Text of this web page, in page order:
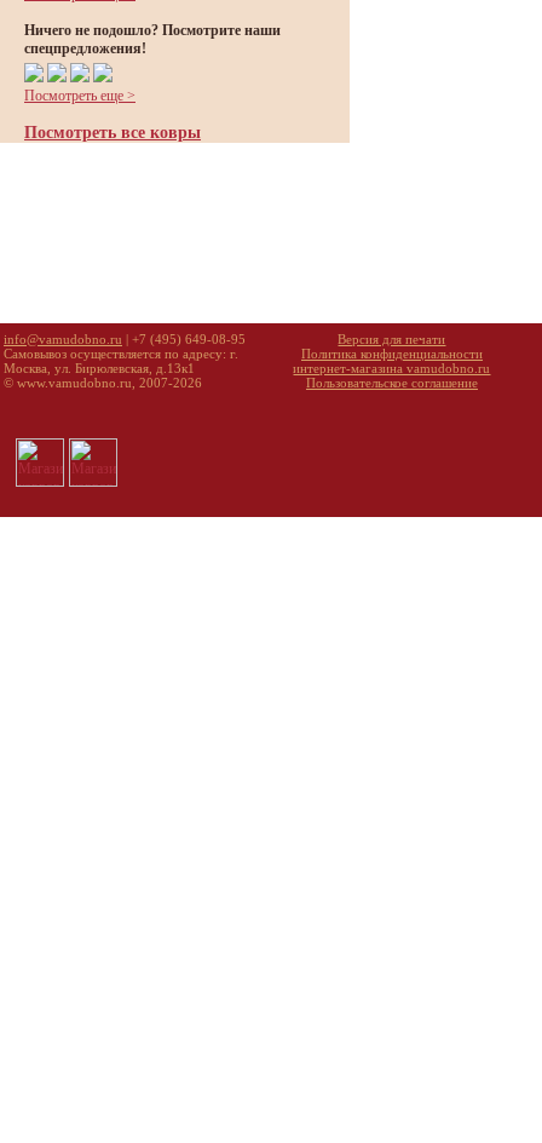
Ничего не подошло? Посмотрите наши
спецпредложения!
Посмотреть еще >
Посмотреть все ковры
info@vamudobno.ru | +7 (495) 649-08-95
Самовывоз осуществляется по адресу: г.
Москва, ул. Бирюлевская, д.13к1
© www.vamudobno.ru, 2007-2026
Версия для печати
Политика конфиденциальности
интернет-магазина vamudobno.ru
Пользовательское соглашение